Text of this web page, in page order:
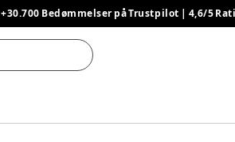
+30.700 Bedømmelser på Trustpilot | 4,6/5